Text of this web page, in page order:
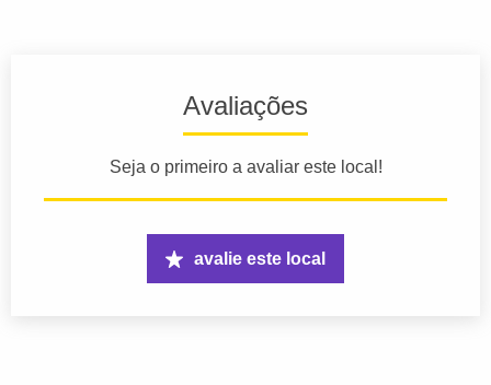
Avaliações
Seja o primeiro a avaliar este local!
avalie este local